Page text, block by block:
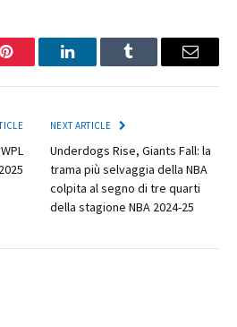
Pinterest LinkedInTumblr Email
2025
NEXT ARTICLE
Underdogs Rise, Giants Fall: la
trama più selvaggia della NBA
colpita al segno di tre quarti
della stagione NBA 2024-25